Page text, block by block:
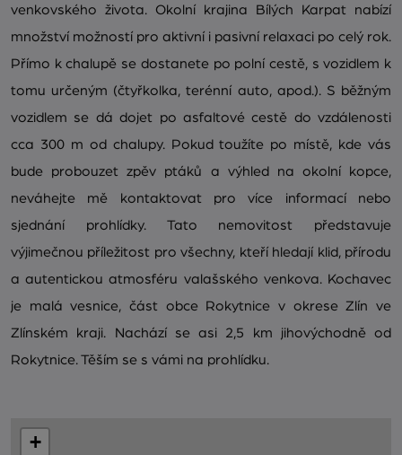
venkovského života. Okolní krajina Bílých Karpat nabízí
množství možností pro aktivní i pasivní relaxaci po celý rok.
Přímo k chalupě se dostanete po polní cestě, s vozidlem k
tomu určeným (čtyřkolka, terénní auto, apod.). S běžným
vozidlem se dá dojet po asfaltové cestě do vzdálenosti
cca 300 m od chalupy. Pokud toužíte po místě, kde vás
bude probouzet zpěv ptáků a výhled na okolní kopce,
neváhejte mě kontaktovat pro více informací nebo
sjednání prohlídky. Tato nemovitost představuje
výjimečnou příležitost pro všechny, kteří hledají klid, přírodu
a autentickou atmosféru valašského venkova. Kochavec
je malá vesnice, část obce Rokytnice v okrese Zlín ve
Zlínském kraji. Nachází se asi 2,5 km jihovýchodně od
Rokytnice. Těším se s vámi na prohlídku.
+